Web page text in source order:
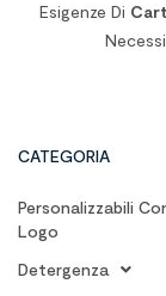
Esigenze Di
CATEGORIA
Personalizzabili
Logo
Detergenza